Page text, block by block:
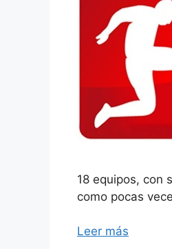
18 equipos, con
como pocas
Leer más